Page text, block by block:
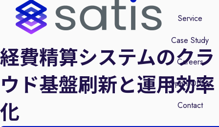
Service
Case Study
Careers
Open Office
Contact
経費精算システムのクラ
ウド基盤刷新と運用効率
化